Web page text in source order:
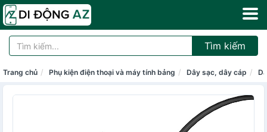
Tìm kiếm
Trang chủ Phụ kiện điện thoại và máy tính bảng Dây sạc, dây cáp